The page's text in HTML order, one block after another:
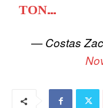
ΤΟΝ…
— Costas